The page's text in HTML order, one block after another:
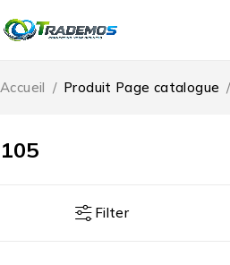
105
Accueil / Produit Page catalogue /
Filter